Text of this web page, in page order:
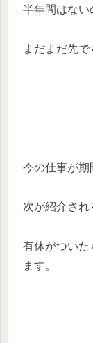
半年間はない
まだまだ先で
今の仕事が期
次が紹介され
有休がついた
ます。